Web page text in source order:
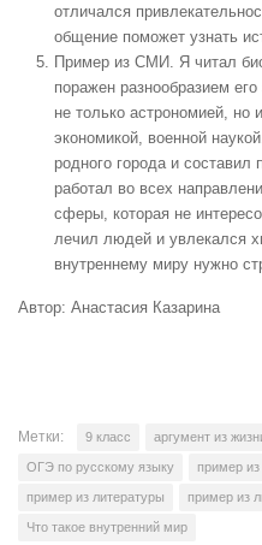
отличался
общение поможет узнать
Пример из СМИ. Я читал
поражен разнообразием
не только астрономией, но
экономикой, военной
родного города и
работал во всех
сферы, которая не
лечил людей и увлекался
внутреннему миру нужно
Автор: Анастасия Казарина
Метки: 9 класс аргумент из
ОГЭ по русскому языку пример из
пример из литературы пример из
Что такое внутренний мир